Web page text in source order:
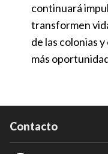
continuará
transformen
de las colonias
más
Contacto